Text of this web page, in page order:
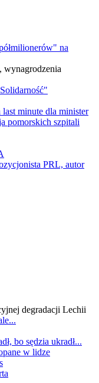
na
wynagrodzenia
minute dla minister
pomorskich szpitali
PRL, autor
degradacji Lechii
bo sędzia ukradł...
w lidze